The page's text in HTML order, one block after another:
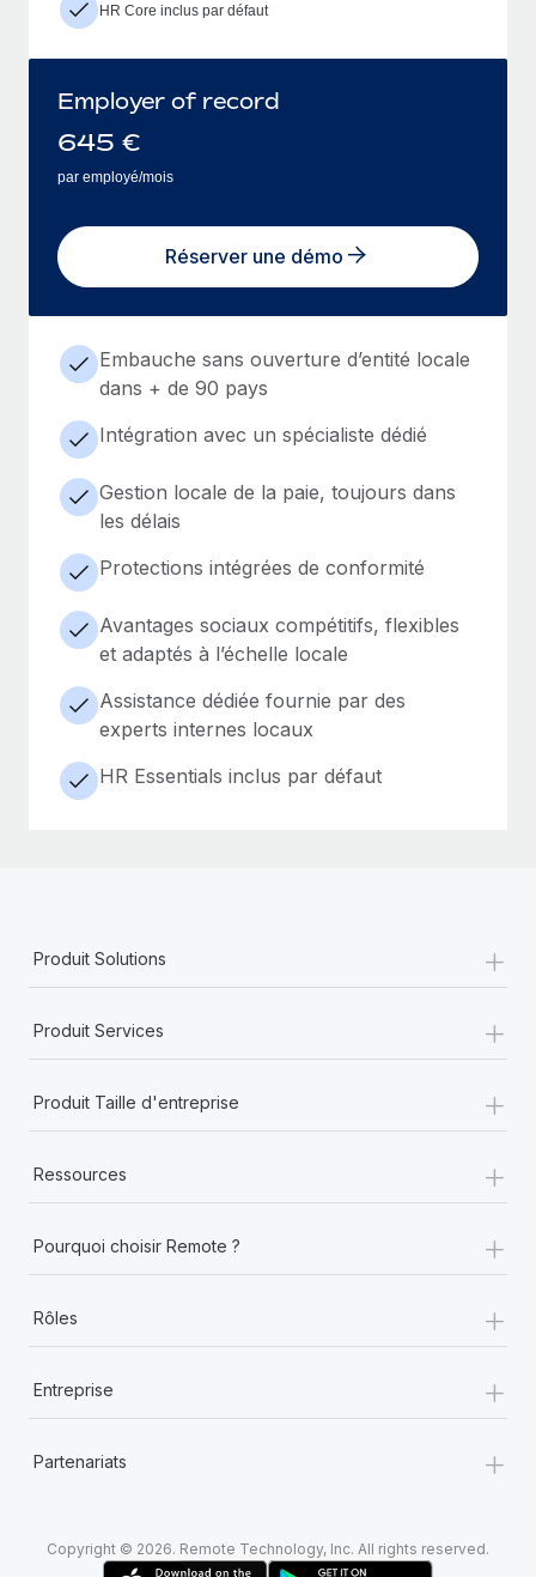
HR Core inclus par défaut
Employer of record
645 €
par employé/mois
Réserver une démo
Embauche sans ouverture d’entité locale
dans + de 90 pays
Intégration avec un spécialiste dédié
Gestion locale de la paie, toujours dans
les délais
Protections intégrées de conformité
Avantages sociaux compétitifs, flexibles
et adaptés à l’échelle locale
Assistance dédiée fournie par des
experts internes locaux
HR Essentials inclus par défaut
Produit Solutions +
Produit Services +
Produit Taille d'entreprise +
Ressources +
Pourquoi choisir Remote ? +
Rôles +
Entreprise +
Partenariats +
Copyright © 2026. Remote Technology, Inc. All rights reserved.